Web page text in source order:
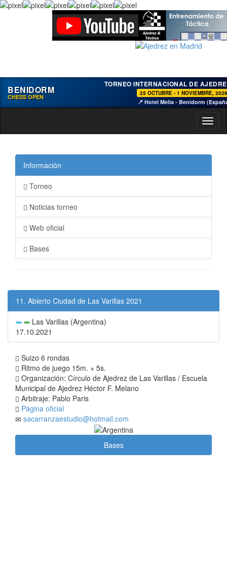
BENIDORM
CHESS OPEN
TORNEO INTERNACIONAL DE
25 OCTUBRE - 1 NOVIEMBRE, 2026
📍 Hotel Melia - Benidorm
Información
Torneo
Noticias torneo
Web oficial
Bases
11. Abierto Ciudad de Las Varillas 2021
Las Varillas (Argentina)
17.10.2021
Suizo 6 rondas
Ritmo de juego 15m. + 5s.
Organización: Círculo de Ajedrez de Las Varillas / Escuela
Municipal de Ajedrez Héctor F. Melano
Arbitraje: Pablo Paris
Página oficial
sacarranzaestudio@hotmail.com
Bases